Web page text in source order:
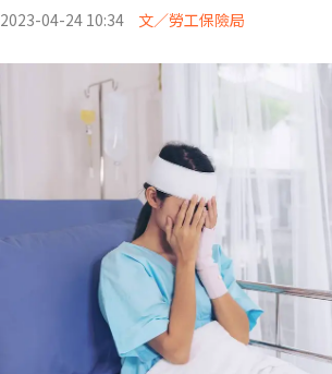
2023-04-24 10:34 文／勞工保險局